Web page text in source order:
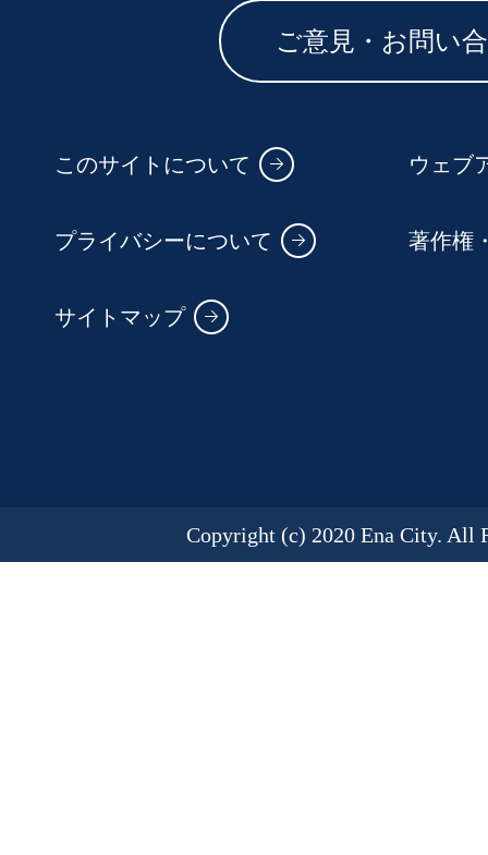
ご意見・お問い
このサイトについて ウェブ
プライバシーについて 著作権
サイトマップ
Copyright (c) 2020 Ena City. All